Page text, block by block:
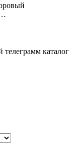
каталог